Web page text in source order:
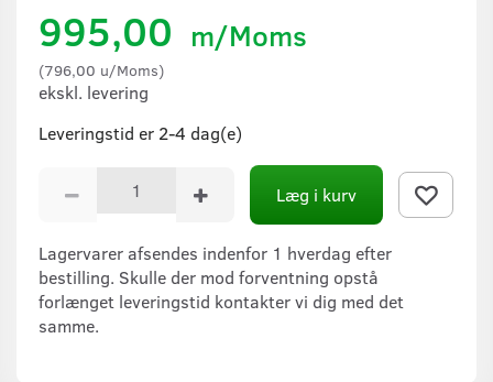
995,00 m/Moms
(796,00 u/Moms)
ekskl. levering
Leveringstid er 2-4 dag(e)
Læg i kurv
Lagervarer afsendes indenfor 1 hverdag efter
bestilling. Skulle der mod forventning opstå
forlænget leveringstid kontakter vi dig med det
samme.